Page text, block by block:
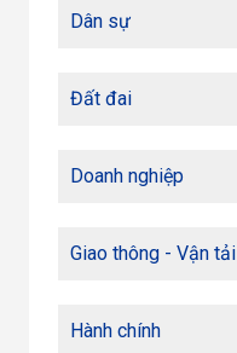
Dân sự
Đất đai
Doanh nghiệp
Giao thông - Vận tải
Hành chính